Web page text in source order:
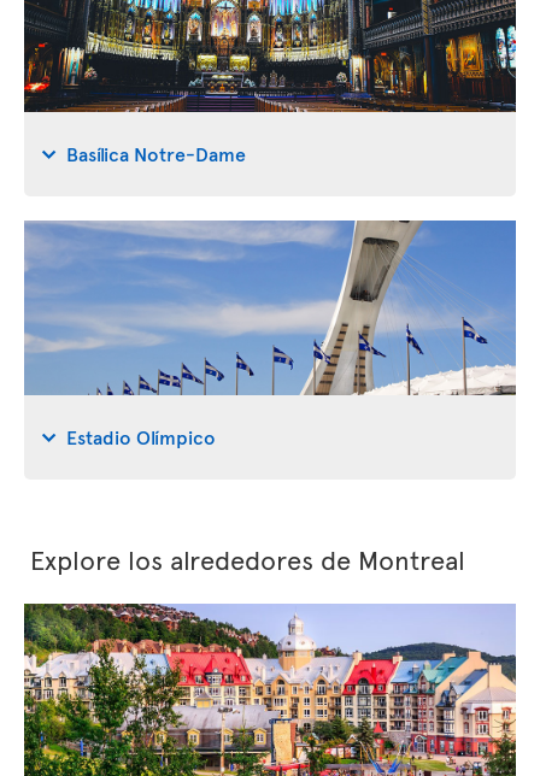
Basílica Notre-Dame
Estadio Olímpico
Explore los alrededores de Montreal